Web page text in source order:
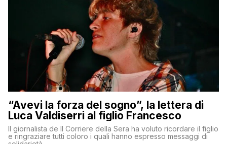
“Avevi la forza del sogno”, la lettera di
Luca Valdiserri al figlio Francesco
Il giornalista de Il Corriere della Sera ha voluto ricordare il figlio
e ringraziare tutti coloro i quali hanno espresso messaggi di